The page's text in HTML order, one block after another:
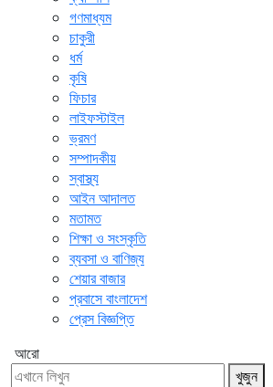
গণমাধ্যম
চাকুরী
ধর্ম
কৃষি
ফিচার
লাইফস্টাইল
ভ্রমণ
সম্পাদকীয়
স্বাস্থ্য
আইন আদালত
মতামত
শিক্ষা ও সংস্কৃতি
ব্যবসা ও বাণিজ্য
শেয়ার বাজার
প্রবাসে বাংলাদেশ
প্রেস বিজ্ঞপ্তি
আরো
খুজুন